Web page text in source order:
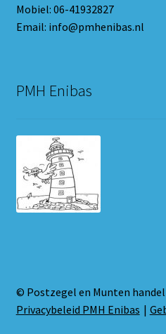
Mobiel: 06-41932827
Email: info@pmhenibas.nl
PMH Enibas
© Postzegel en Munten handel
Privacybeleid PMH Enibas